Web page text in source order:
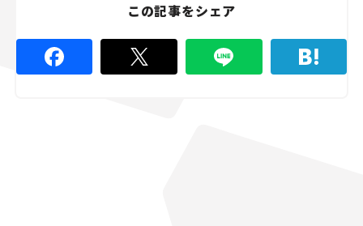
この記事をシェア